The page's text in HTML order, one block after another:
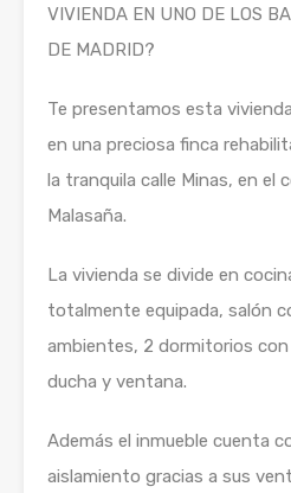
VIVIENDA EN UNO DE LOS
DE MADRID?
Te presentamos esta
en una preciosa finca
la tranquila calle Minas, en el
Malasaña.
La vivienda se divide en
totalmente equipada, salón
ambientes, 2 dormitorios
ducha y ventana.
Además el inmueble cuenta
aislamiento gracias a sus